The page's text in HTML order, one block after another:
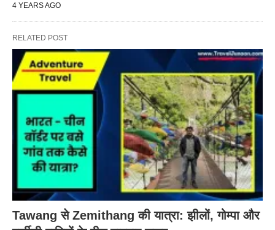
4 YEARS AGO
RELATED POST
Tawang से Zemithang की यात्रा: झीलों, गोम्पा और